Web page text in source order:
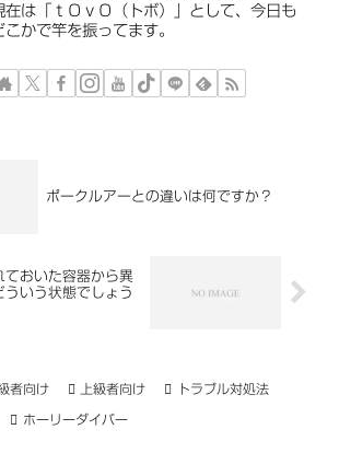
在は「ｔＯｖＯ（トボ）」として、今日も
こかで竿を振ってます。
ポークルアーとの違いは何ですか？
ておいた容器から異
いう状態でしょう
者向け 上級者向け トラブル対処法
ホーリーダイバー